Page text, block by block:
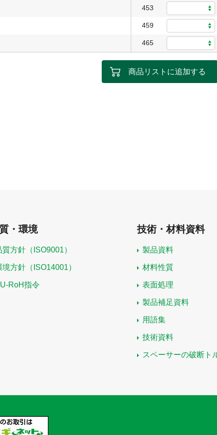
453
459
465
商品リストに追加する
・環境
質方針（ISO9001）
境方針（ISO14001）
RoH指令
技術・材料資料
製品資料
材料性質
表面処理
製品補足資料
用語集
技術資料
スペーサーの破断ト